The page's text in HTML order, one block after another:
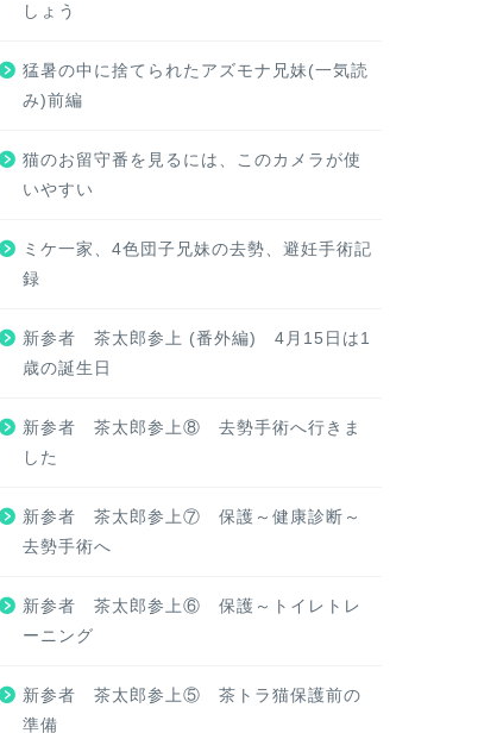
しょう
猛暑の中に捨てられたアズモナ兄妹(一気読
み)前編
猫のお留守番を見るには、このカメラが使
いやすい
ミケ一家、4色団子兄妹の去勢、避妊手術記
録
新参者 茶太郎参上 (番外編) 4月15日は1
歳の誕生日
新参者 茶太郎参上⑧ 去勢手術へ行きま
した
新参者 茶太郎参上⑦ 保護～健康診断～
去勢手術へ
新参者 茶太郎参上⑥ 保護～トイレトレ
ーニング
新参者 茶太郎参上⑤ 茶トラ猫保護前の
準備